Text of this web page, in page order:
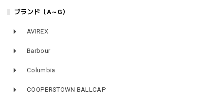
ブランド（A～G）
AVIREX
Barbour
Columbia
COOPERSTOWN BALLCAP